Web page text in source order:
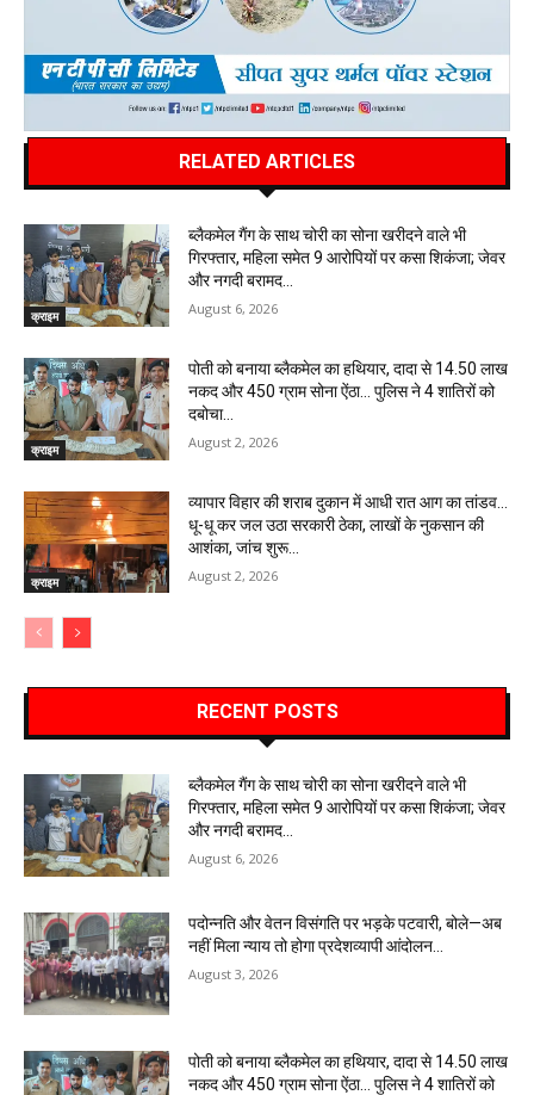
RELATED ARTICLES
क्राइम
ब्लैकमेल गैंग के साथ चोरी का सोना खरीदने वाले भी
गिरफ्तार, महिला समेत 9 आरोपियों पर कसा शिकंजा; जेवर
और नगदी बरामद…
August 6, 2026
क्राइम
पोती को बनाया ब्लैकमेल का हथियार, दादा से 14.50 लाख
नकद और 450 ग्राम सोना ऐंठा… पुलिस ने 4 शातिरों को
दबोचा…
August 2, 2026
क्राइम
व्यापार विहार की शराब दुकान में आधी रात आग का तांडव…
धू-धू कर जल उठा सरकारी ठेका, लाखों के नुकसान की
आशंका, जांच शुरू…
August 2, 2026
RECENT POSTS
ब्लैकमेल गैंग के साथ चोरी का सोना खरीदने वाले भी
गिरफ्तार, महिला समेत 9 आरोपियों पर कसा शिकंजा; जेवर
और नगदी बरामद…
August 6, 2026
पदोन्नति और वेतन विसंगति पर भड़के पटवारी, बोले—अब
नहीं मिला न्याय तो होगा प्रदेशव्यापी आंदोलन…
August 3, 2026
पोती को बनाया ब्लैकमेल का हथियार, दादा से 14.50 लाख
नकद और 450 ग्राम सोना ऐंठा… पुलिस ने 4 शातिरों को